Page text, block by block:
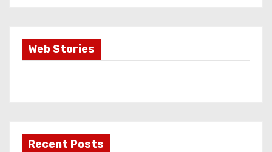
Web StoriesMost Important
Info about
Recent Posts